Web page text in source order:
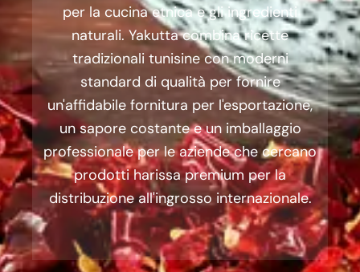
per la cucina etnica e gli ingredienti
naturali. Yakutta combina ricette
tradizionali tunisine con moderni
standard di qualità per fornire
un'affidabile fornitura per l'esportazione,
un sapore costante e un imballaggio
professionale per le aziende che cercano
prodotti harissa premium per la
distribuzione all'ingrosso internazionale.